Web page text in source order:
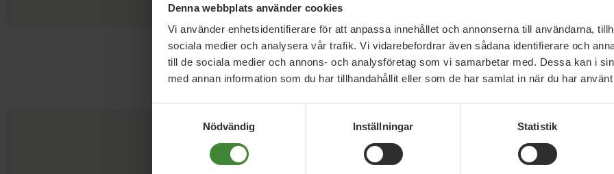
Denna webbplats använder cookies
Vi använder enhetsidentifierare för att anpassa innehållet och annonserna till användarna,
sociala medier och analysera vår trafik. Vi vidarebefordrar även sådana identifierare och
till de sociala medier och annons- och analysföretag som vi samarbetar med. Dessa kan i
med annan information som du har tillhandahållit eller som de har samlat in när du har
Nödvändig
Inställningar Statistik
Uppdrag med Jacob Risberg